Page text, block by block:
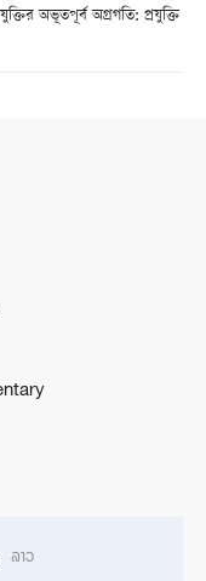
অভূতপূর্ব অগ্রগতি: প্রযুক্তি
ລາວ